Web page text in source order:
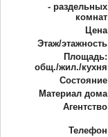
- раздельных
комнат
Цена
Этаж/этажность
Площадь:
общ./жил./кухня
Состояние
Материал дома
Агентство
Телефон